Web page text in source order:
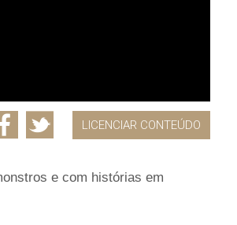
LICENCIAR CONTEÚDO
e com histórias em